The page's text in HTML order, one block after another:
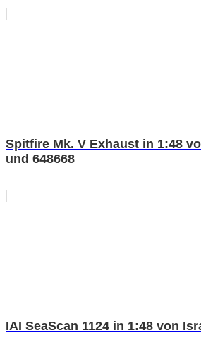
Spitfire Mk. V Exhaust in 1:48
und 648668
IAI SeaScan 1124 in 1:48 von